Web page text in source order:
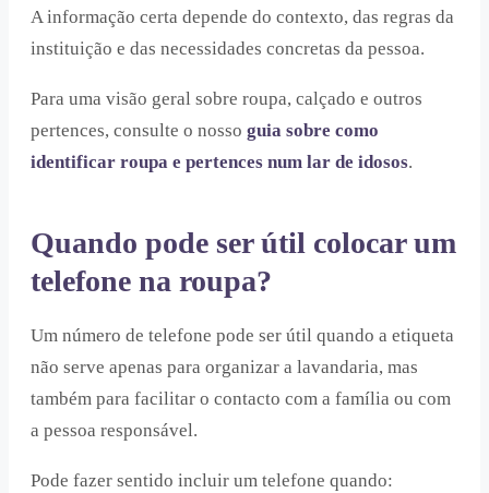
A informação certa depende do contexto, das regras da
instituição e das necessidades concretas da pessoa.
Para uma visão geral sobre roupa, calçado e outros
pertences, consulte o nosso guia sobre como
identificar roupa e pertences num lar de idosos.
Quando pode ser útil colocar um
telefone na roupa?
Um número de telefone pode ser útil quando a etiqueta
não serve apenas para organizar a lavandaria, mas
também para facilitar o contacto com a família ou com
a pessoa responsável.
Pode fazer sentido incluir um telefone quando: